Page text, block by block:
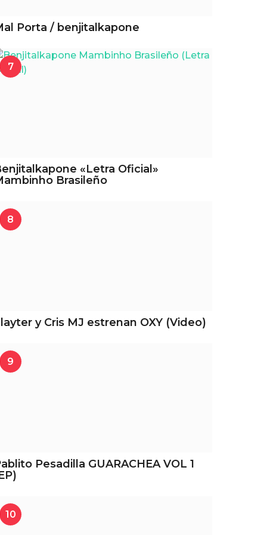
Porta / benjitalkapone
7
«Letra Oficial»
Brasileño
8
y Cris MJ estrenan OXY (Video)
9
Pesadilla GUARACHEA VOL 1
10